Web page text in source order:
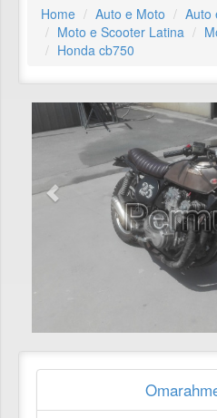
Home Auto e Moto
Auto
Moto e Scooter Latina
Honda cb750